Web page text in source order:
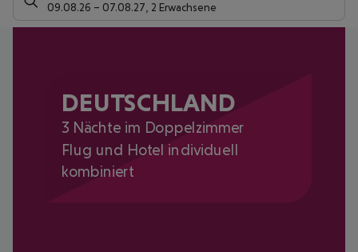
09.08.26 – 07.08.27 2 Erwachsene
DEUTSCHLAND
3 Nächte im Doppelzimmer
Flug und Hotel individuell
kombiniert